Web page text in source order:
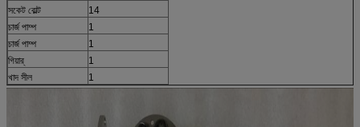
সকেট বোল্ট
14
চার্জ পাম্প
1
চার্জ পাম্প
1
গিয়ার্
1
খাদ সীল
1